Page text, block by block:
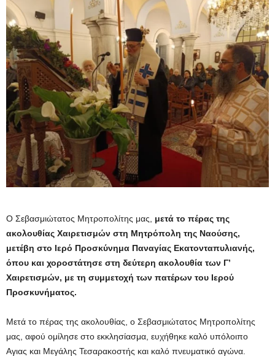
Ο Σεβασμιώτατος Μητροπολίτης μας, μετά το πέρας της
ακολουθίας Χαιρετισμών στη Μητρόπολη της Ναούσης,
μετέβη στο Ιερό Προσκύνημα Παναγίας Εκατονταπυλιανής,
όπου και χοροστάτησε στη δεύτερη ακολουθία των Γ’
Χαιρετισμών, με τη συμμετοχή των πατέρων του Ιερού
Προσκυνήματος.
Μετά το πέρας της ακολουθίας, ο Σεβασμιώτατος Μητροπολίτης
μας, αφού ομίλησε στο εκκλησίασμα, ευχήθηκε καλό υπόλοιπο
Αγιας και Μεγάλης Τεσαρακοστής και καλό πνευματικό αγώνα.